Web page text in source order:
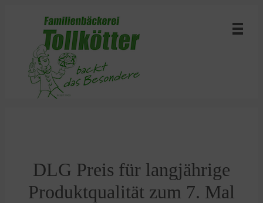
DLG Preis für langjährige
Produktqualität zum 7. Mal